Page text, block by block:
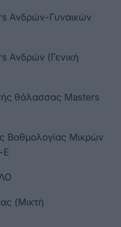
Ανδρών-Γυναικών
Ανδρών (Γενική
θάλασσας Masters
Βαθμολογίας Μικρών
Ε
(Μικτή